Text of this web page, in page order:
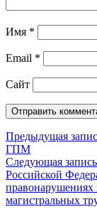
Имя *
Email *
Сайт
Навигация
по
записям
Предыдущая
ГПМ
Следующая
Российской
правонарушениях
магистральных